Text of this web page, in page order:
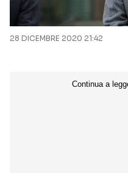
28 DICEMBRE 2020 21:42